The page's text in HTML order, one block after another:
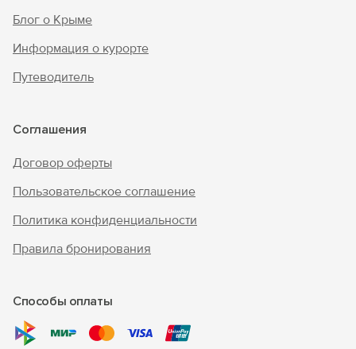
Блог о Крыме
Информация о курорте
Путеводитель
Соглашения
Договор оферты
Пользовательское соглашение
Политика конфиденциальности
Правила бронирования
Способы оплаты